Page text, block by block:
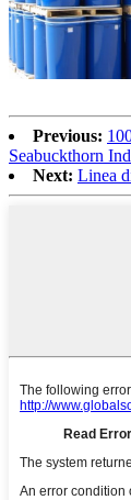
Previous:
Seabuckthorn
Next: Linea